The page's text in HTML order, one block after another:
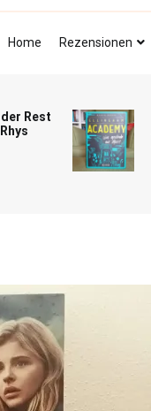
Home
Rezensionen
Rest